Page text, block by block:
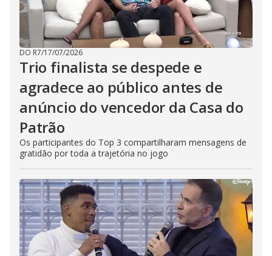
DO R7/17/07/2026
Trio finalista se despede e
agradece ao público antes de
anúncio do vencedor da Casa do
Patrão
Os participantes do Top 3 compartilharam mensagens de
gratidão por toda a trajetória no jogo